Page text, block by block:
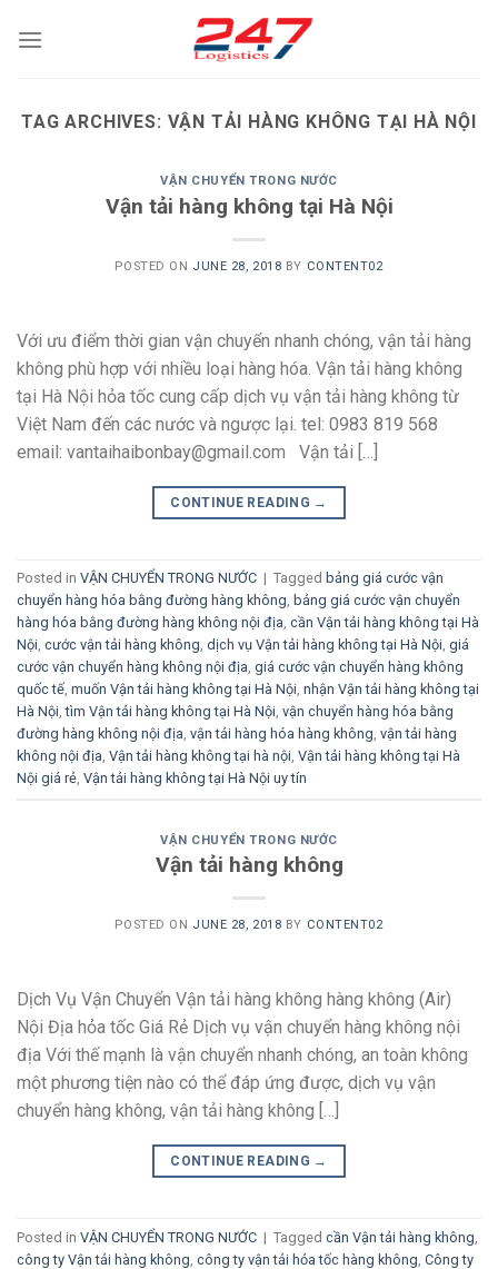
TAG ARCHIVES: VẬN TẢI HÀNG KHÔNG TẠI HÀ NỘI
VẬN CHUYỂN TRONG NƯỚC
Vận tải hàng không tại Hà Nội
POSTED ON JUNE 28, 2018 BY CONTENT02
Với ưu điểm thời gian vận chuyển nhanh chóng, vận tải hàng
không phù hợp với nhiều loại hàng hóa. Vận tải hàng không
tại Hà Nội hỏa tốc cung cấp dịch vụ vận tải hàng không từ
Việt Nam đến các nước và ngược lại. tel: 0983 819 568
email: vantaihaibonbay@gmail.com Vận tải […]
CONTINUE READING →
Posted in VẬN CHUYỂN TRONG NƯỚC | Tagged bảng giá cước vận
chuyển hàng hóa bằng đường hàng không bảng giá cước vận chuyển
hàng hóa bằng đường hàng không nội địa cần Vận tải hàng không tại Hà
Nội cước vận tải hàng không dịch vụ Vận tải hàng không tại Hà Nội giá
cước vận chuyển hàng không nội địa giá cước vận chuyển hàng không
quốc tế muốn Vận tải hàng không tại Hà Nội nhận Vận tải hàng không tại
Hà Nội ,tìm Vận tải hàng không tại Hà Nội vận chuyển hàng hóa bằng
đường hàng không nội địa vận tải hàng hóa hàng không vận tải hàng
không nội địa Vận tải hàng không tại hà nội Vận tải hàng không tại Hà
Nội giá rẻ Vận tải hàng không tại Hà Nội uy tín
VẬN CHUYỂN TRONG NƯỚC
Vận tải hàng không
POSTED ON JUNE 28, 2018 BY CONTENT02
Dịch Vụ Vận Chuyển Vận tải hàng không hàng không (Air)
Nội Địa hỏa tốc Giá Rẻ Dịch vụ vận chuyển hàng không nội
địa Với thế mạnh là vận chuyển nhanh chóng, an toàn không
một phương tiện nào có thể đáp ứng được, dịch vụ vận
chuyển hàng không, vận tải hàng không […]
CONTINUE READING →
Posted in VẬN CHUYỂN TRONG NƯỚC | Tagged cần Vận tải hàng không
công ty Vận tải hàng không công ty vận tải hỏa tốc hàng không Công ty